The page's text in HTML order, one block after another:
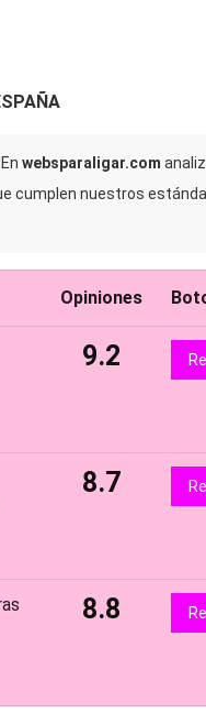
websparaligar.com
cumplen nuestros
Opiniones
9.2
8.7
8.8